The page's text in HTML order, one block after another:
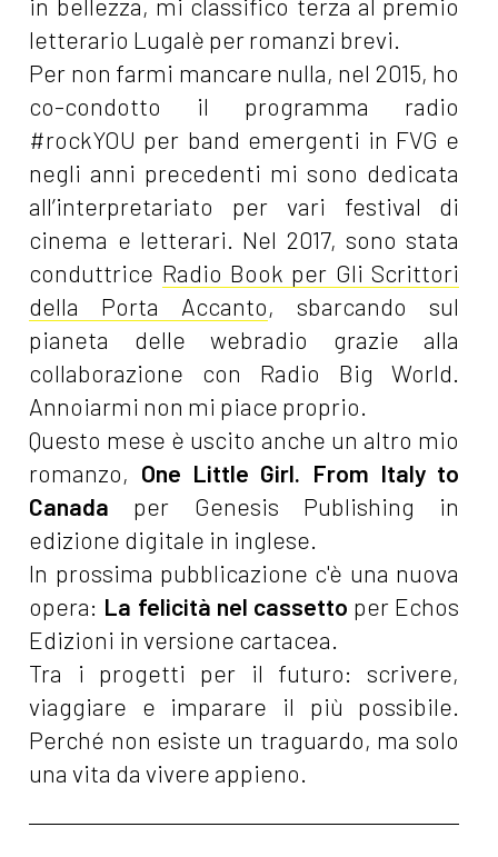
in bellezza, mi classifico terza al premio
letterario Lugalè per romanzi brevi.
Per non farmi mancare nulla, nel 2015, ho
co-condotto il programma radio
#rockYOU per band emergenti in FVG e
negli anni precedenti mi sono dedicata
all’interpretariato per vari festival di
cinema e letterari. Nel 2017, sono stata
conduttrice Radio Book per Gli Scrittori
della Porta Accanto, sbarcando sul
pianeta delle webradio grazie alla
collaborazione con Radio Big World.
Annoiarmi non mi piace proprio.
Questo mese è uscito anche un altro mio
romanzo, One Little Girl. From Italy to
Canada per Genesis Publishing in
edizione digitale in inglese.
In prossima pubblicazione c'è una nuova
opera: La felicità nel cassetto per Echos
Edizioni in versione cartacea.
Tra i progetti per il futuro: scrivere,
viaggiare e imparare il più possibile.
Perché non esiste un traguardo, ma solo
una vita da vivere appieno.